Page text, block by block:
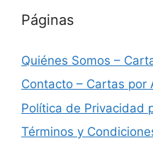
Páginas
Quiénes Somos –
Contacto – Cartas por
Política de Privacidad
Términos y